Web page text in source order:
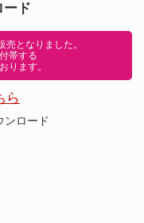
ード
となりました。
帯する
ります。
ら
ンロード